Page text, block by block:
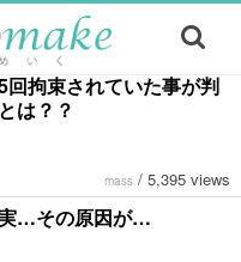
拘束されていた事が判
は？？
mass / 5,395 views
…その原因が…